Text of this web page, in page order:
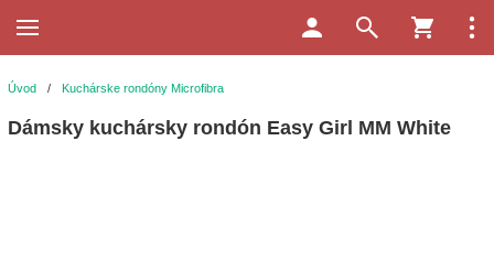
Úvod / Kuchárske rondóny Microfibra
Dámsky kuchársky rondón Easy Girl MM White